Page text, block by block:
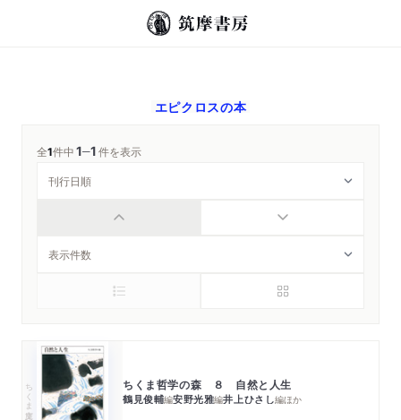
エピクロスの本
全1件中1─1件を表示
ちくま文庫 ちくま哲学の森 ８ 自然と人生
鶴見俊輔編安野光雅編井上ひさし編ほか